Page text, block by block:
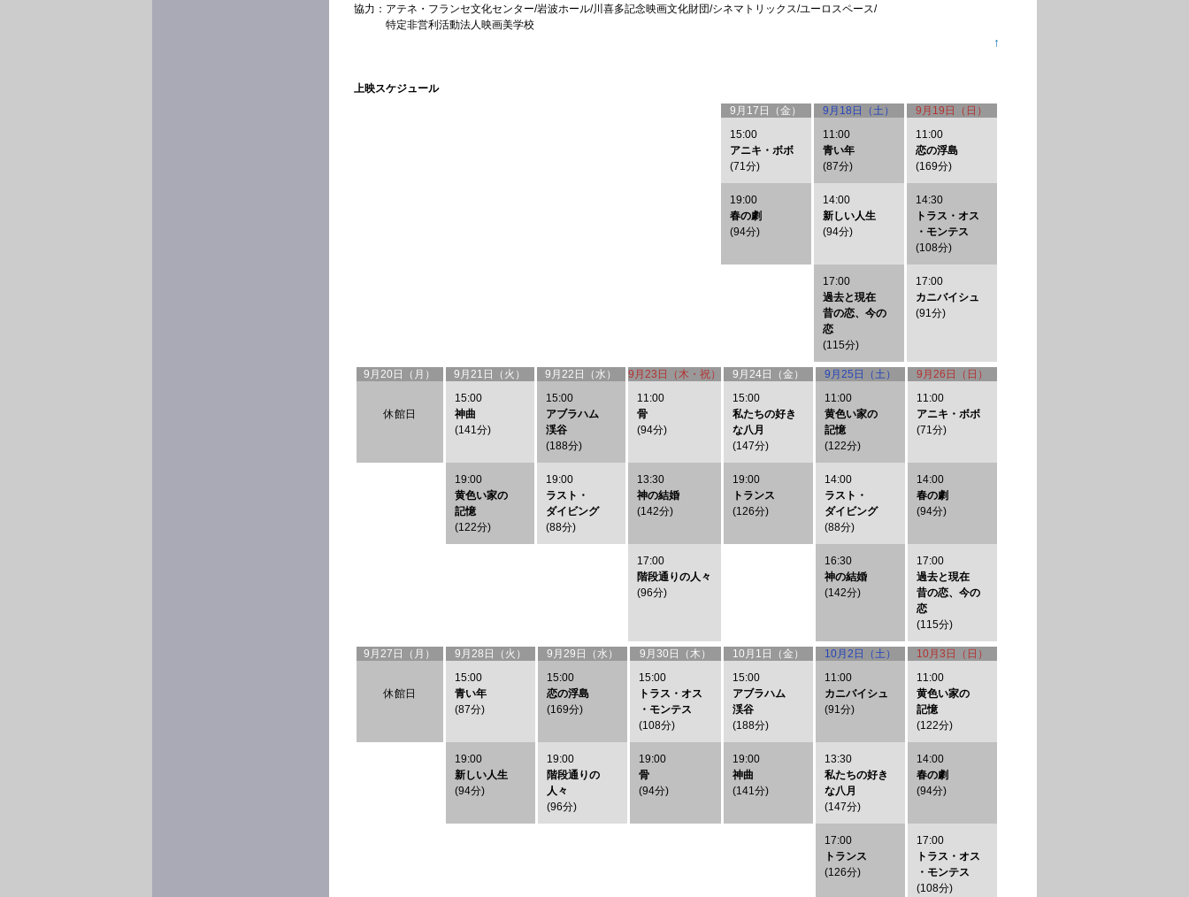
協力： アテネ・フランセ文化センター/岩波ホール/川喜多記念映画文化財団/シネマトリックス/ユーロスペース/
特定非営利活動法人映画美学校
↑
上映スケジュール
9月17日（金）
15:00
アニキ・ボボ
(71分)
19:00
春の劇
(94分)
9月18日（土）
11:00
青い年
(87分)
14:00
新しい人生
(94分)
17:00
過去と現在
昔の恋、今の
恋
(115分)
9月19日（日）
11:00
恋の浮島
(169分)
14:30
トラス・オス
・モンテス
(108分)
17:00
カニバイシュ
(91分)
9月20日（月）
休館日
9月21日（火）
15:00
神曲
(141分)
19:00
黄色い家の
記憶
(122分)
9月22日（水）
15:00
アブラハム
渓谷
(188分)
19:00
ラスト・
ダイビング
(88分)
9月23日（木・祝）
11:00
骨
(94分)
13:30
神の結婚
(142分)
17:00
階段通りの人々
(96分)
9月24日（金）
15:00
私たちの好き
な八月
(147分)
19:00
トランス
(126分)
9月25日（土）
11:00
黄色い家の
記憶
(122分)
14:00
ラスト・
ダイビング
(88分)
16:30
神の結婚
(142分)
9月26日（日）
11:00
アニキ・ボボ
(71分)
14:00
春の劇
(94分)
17:00
過去と現在
昔の恋、今の
恋
(115分)
9月27日（月）
休館日
9月28日（火）
15:00
青い年
(87分)
19:00
新しい人生
(94分)
9月29日（水）
15:00
恋の浮島
(169分)
19:00
階段通りの
人々
(96分)
9月30日（木）
15:00
トラス・オス
・モンテス
(108分)
19:00
骨
(94分)
10月1日（金）
15:00
アブラハム
渓谷
(188分)
19:00
神曲
(141分)
10月2日（土）
11:00
カニバイシュ
(91分)
13:30
私たちの好き
な八月
(147分)
17:00
トランス
(126分)
10月3日（日）
11:00
黄色い家の
記憶
(122分)
14:00
春の劇
(94分)
17:00
トラス・オス
・モンテス
(108分)